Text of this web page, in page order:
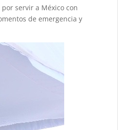
servir a México con
de emergencia y